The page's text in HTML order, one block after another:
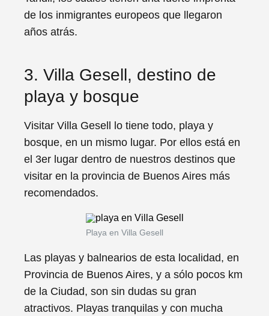
de los inmigrantes europeos que llegaron
años atrás.
3. Villa Gesell, destino de
playa y bosque
Visitar Villa Gesell lo tiene todo, playa y
bosque, en un mismo lugar. Por ellos está en
el 3er lugar dentro de nuestros destinos que
visitar en la provincia de Buenos Aires más
recomendados.
Playa en Villa Gesell
Las playas y balnearios de esta localidad, en
Provincia de Buenos Aires, y a sólo pocos km
de la Ciudad, son sin dudas su gran
atractivos. Playas tranquilas y con mucha